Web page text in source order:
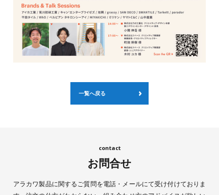
一覧へ戻る
お問合せ
アラカワ製品に関するご質問を電話・メールにて受け付けておりま